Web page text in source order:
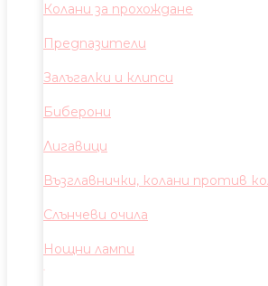
Колани за прохождане
Предпазители
Залъгалки и клипси
Биберони
Лигавици
Възглавнички, колани против
Слънчеви очила
Нощни лампи